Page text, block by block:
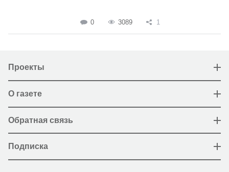
0 3089 1
Проекты
О газете
Обратная связь
Подписка